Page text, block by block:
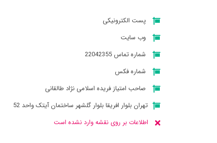
پست الکترونیکی
وب سایت
شماره تماس 22042355
شماره فکس
صاحب امتیاز فریده اسلامی نژاد طالقانی
تهران بلوار افریقا بلوار گلشهر ساختمان آیتک واحد 52
اطلاعات بر روی نقشه وارد نشده است